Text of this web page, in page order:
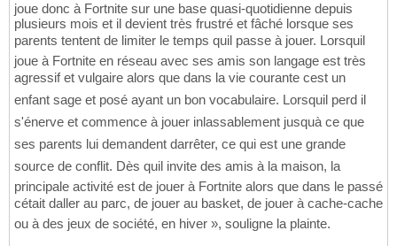
joue donc à Fortnite sur une base quasi-quotidienne depuis
plusieurs mois et il devient très frustré et fâché lorsque ses
parents tentent de limiter le temps quil passe à jouer. Lorsquil
joue à Fortnite en réseau avec ses amis son langage est très
agressif et vulgaire alors que dans la vie courante cest un
enfant sage et posé ayant un bon vocabulaire. Lorsquil perd il
s'énerve et commence à jouer inlassablement jusquà ce que
ses parents lui demandent darrêter, ce qui est une grande
source de conflit. Dès quil invite des amis à la maison, la
principale activité est de jouer à Fortnite alors que dans le passé
cétait daller au parc, de jouer au basket, de jouer à cache-cache
ou à des jeux de société, en hiver », souligne la plainte.